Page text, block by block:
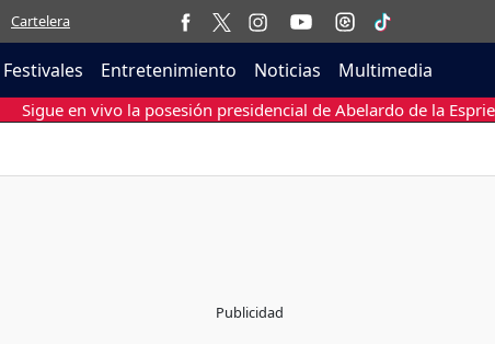
Cartelera
Entretenimiento Noticias Multimedia
Sigue en vivo la posesión presidencial de Abelardo de la